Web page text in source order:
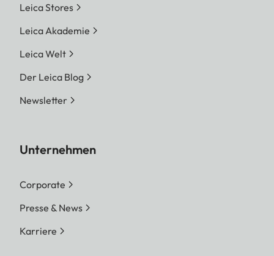
Leica Stores
Leica Akademie
Leica Welt
Der Leica Blog
Newsletter
Unternehmen
Corporate
Presse & News
Karriere